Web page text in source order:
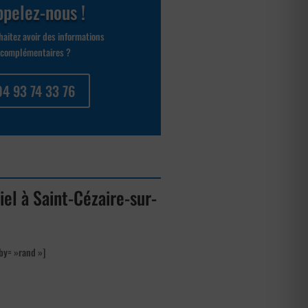
nous !
avoir des informations
complémentaires ?
93 74 33 76
à Saint-Cézaire-sur-
»rand »]